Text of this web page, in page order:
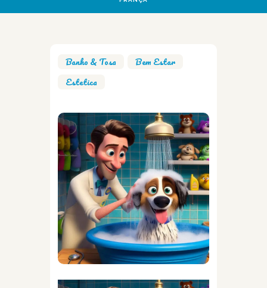
SERVIÇOS
BLOG
Banho & Tosa Bem Estar
Estetica